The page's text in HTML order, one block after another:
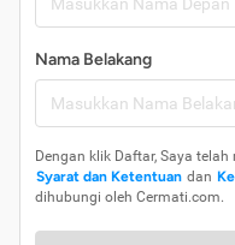
Nama Belakang
Dengan klik Daftar, Saya
Syarat dan Ketentuan dan
dihubungi oleh Cermati.com.